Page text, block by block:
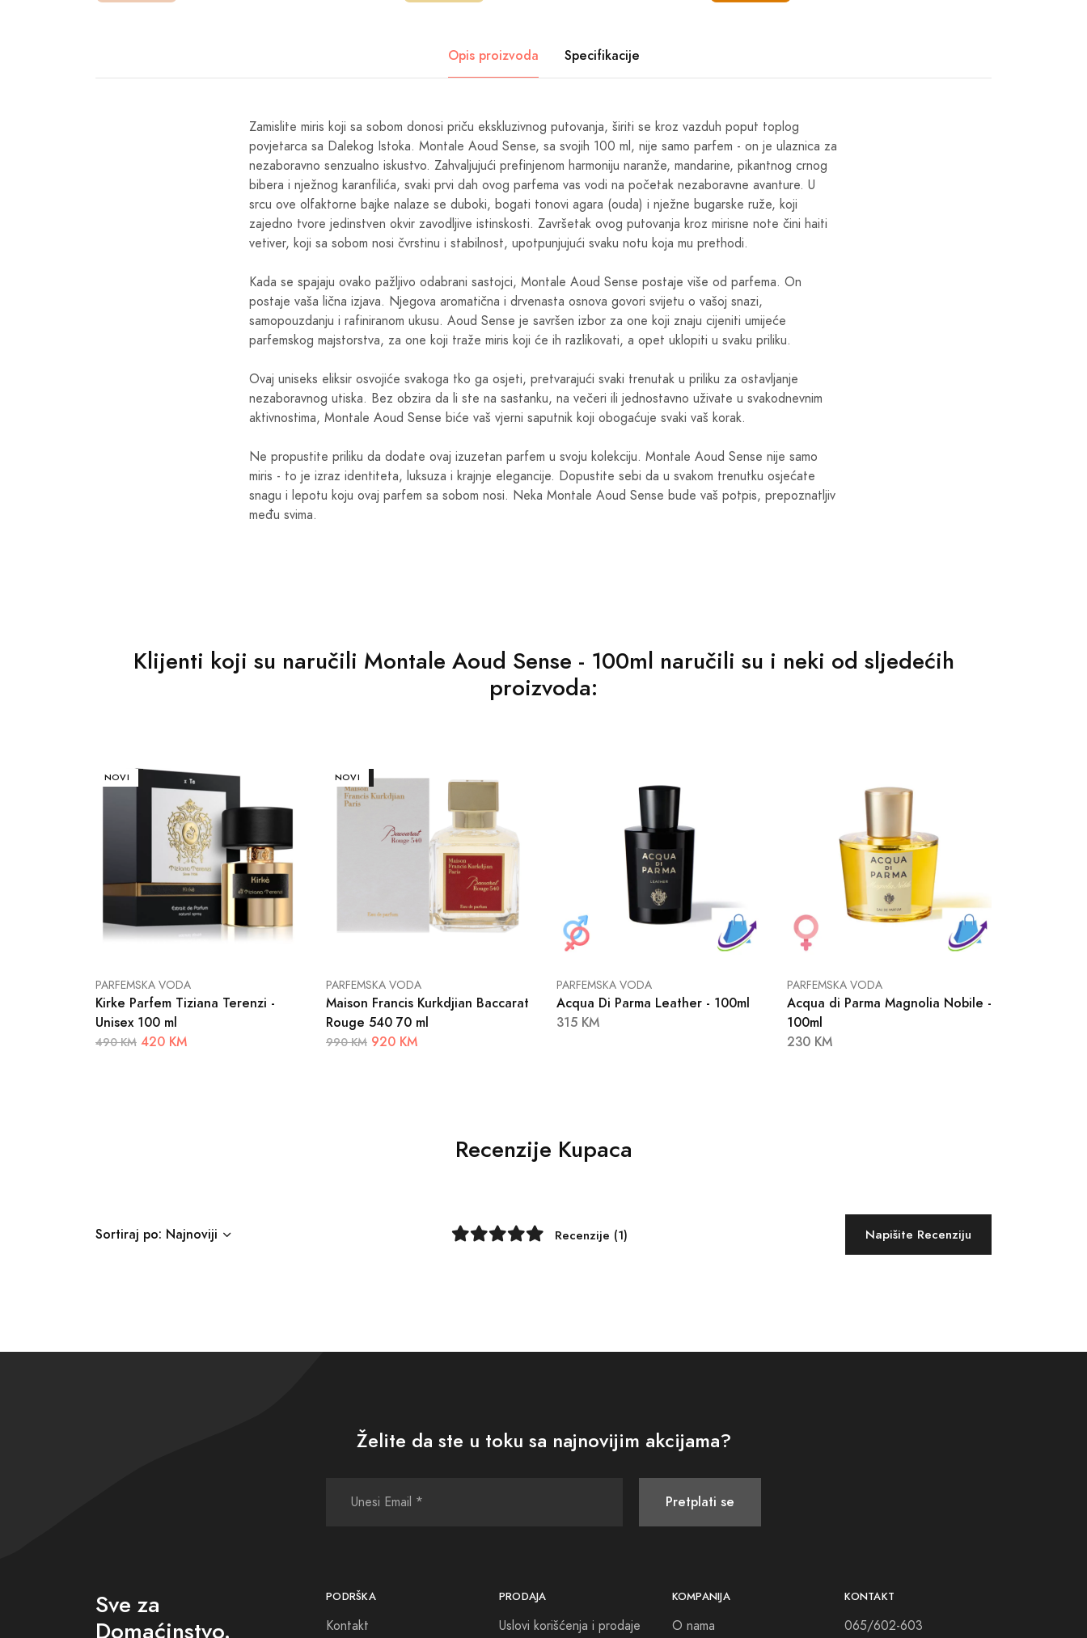
Opis proizvoda Specifikacije
Zamislite miris koji sa sobom donosi priču ekskluzivnog putovanja, širiti se kroz vazduh poput toplog
povjetarca sa Dalekog Istoka. Montale Aoud Sense, sa svojih 100 ml, nije samo parfem - on je ulaznica za
nezaboravno senzualno iskustvo. Zahvaljujući prefinjenom harmoniju naranže, mandarine, pikantnog crnog
bibera i nježnog karanfilića, svaki prvi dah ovog parfema vas vodi na početak nezaboravne avanture. U
srcu ove olfaktorne bajke nalaze se duboki, bogati tonovi agara (ouda) i nježne bugarske ruže, koji
zajedno tvore jedinstven okvir zavodljive istinskosti. Završetak ovog putovanja kroz mirisne note čini haiti
vetiver, koji sa sobom nosi čvrstinu i stabilnost, upotpunjujući svaku notu koja mu prethodi.
Kada se spajaju ovako pažljivo odabrani sastojci, Montale Aoud Sense postaje više od parfema. On
postaje vaša lična izjava. Njegova aromatična i drvenasta osnova govori svijetu o vašoj snazi,
samopouzdanju i rafiniranom ukusu. Aoud Sense je savršen izbor za one koji znaju cijeniti umijeće
parfemskog majstorstva, za one koji traže miris koji će ih razlikovati, a opet uklopiti u svaku priliku.
Ovaj uniseks eliksir osvojiće svakoga tko ga osjeti, pretvarajući svaki trenutak u priliku za ostavljanje
nezaboravnog utiska. Bez obzira da li ste na sastanku, na večeri ili jednostavno uživate u svakodnevnim
aktivnostima, Montale Aoud Sense biće vaš vjerni saputnik koji obogaćuje svaki vaš korak.
Ne propustite priliku da dodate ovaj izuzetan parfem u svoju kolekciju. Montale Aoud Sense nije samo
miris - to je izraz identiteta, luksuza i krajnje elegancije. Dopustite sebi da u svakom trenutku osjećate
snagu i lepotu koju ovaj parfem sa sobom nosi. Neka Montale Aoud Sense bude vaš potpis, prepoznatljiv
među svima.
Klijenti koji su naručili Montale Aoud Sense - 100ml naručili su i neki od sljedećih
proizvoda:
AKCIJA
NOVI
PARFEMSKA VODA
Kirke Parfem Tiziana Terenzi -
Unisex 100 ml
490 KM 420 KM
AKCIJA
NOVI
PARFEMSKA VODA
Maison Francis Kurkdjian Baccarat
Rouge 540 70 ml
990 KM 920 KM
PARFEMSKA VODA
Acqua Di Parma Leather - 100ml
315 KM
PARFEMSKA VODA
Acqua di Parma Magnolia Nobile -
100ml
230 KM
Recenzije Kupaca
Sortiraj po: Najnoviji Recenzije (1) Napišite Recenziju
Želite da ste u toku sa najnovijim akcijama?
Pretplati se
Sve za
Domaćinstvo.
PODRŠKA
Kontakt
PRODAJA
Uslovi korišćenja i prodaje
KOMPANIJA
O nama
KONTAKT
065/602-603